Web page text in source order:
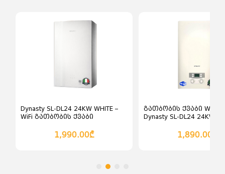
Dynasty SL-DL24 24KW WHITE –
WiFi გათბობის ქვაბი
1,990.00₾
გათბობის ქვაბი WiFi-
Dynasty SL-DL24 24KW
1,890.00₾